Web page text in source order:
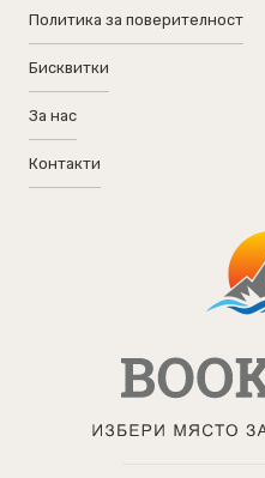
Политика за поверителност
Бисквитки
За нас
Контакти